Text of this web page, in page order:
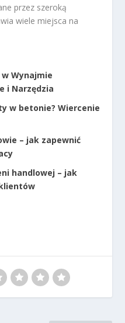
przez szeroką
wiele miejsca na
Wynajmie
i Narzędzia
w betonie? Wiercenie
– jak zapewnić
handlowej – jak